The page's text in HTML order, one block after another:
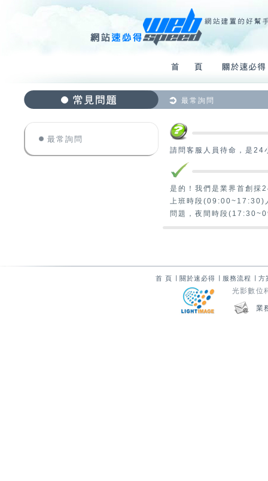
最常詢問
最常詢問
請問客服人員待命，是
是的！我們是業界首創採
上班時段(09:00~17:30)
問題，夜間時段
首 頁 關於速必得 服務流程 方
光影數
業